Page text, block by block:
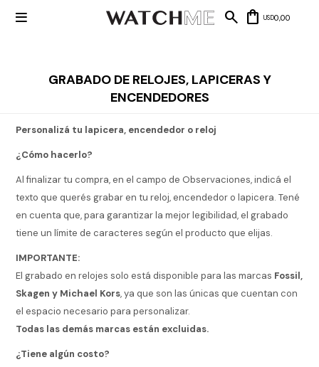
 USD0,00
GRABADO DE RELOJES, LAPICERAS Y
ENCENDEDORES
Personalizá tu lapicera, encendedor o reloj
¿Cómo hacerlo?
Al finalizar tu compra, en el campo de Observaciones, indicá el
texto que querés grabar en tu reloj, encendedor o lapicera. Tené
en cuenta que, para garantizar la mejor legibilidad, el grabado
tiene un límite de caracteres según el producto que elijas.
IMPORTANTE:
El grabado en relojes solo está disponible para las marcas Fossil,
Skagen y Michael Kors, ya que son las únicas que cuentan con
el espacio necesario para personalizar.
Todas las demás marcas están excluidas.
¿Tiene algún costo?
direcciones
Mis compras
Salir
NUEVOS
RELOJERÍA
Fashion
Deportivos
Smart
Correa
Ver
Relojes
MARCAS
Kors
Jacobs
Studio
Ver
todo
Joyería
CARTERAS
ESCRITURA
Pluma
HIDRATACIÓN